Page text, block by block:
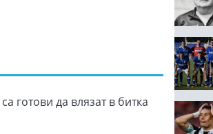
готови да влязат в битка